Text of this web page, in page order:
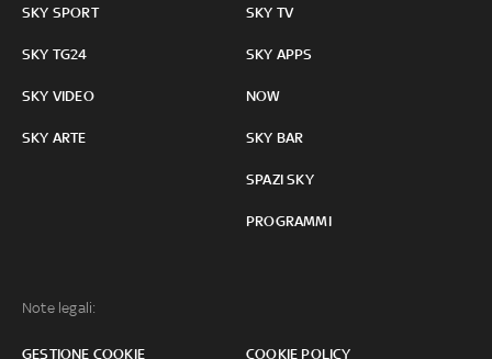
SKY SPORT
SKY TG24
SKY VIDEO
SKY ARTE
SKY TV
SKY APPS
NOW
SKY BAR
SPAZI SKY
PROGRAMMI
Note legali:
GESTIONE COOKIE COOKIE POLICY